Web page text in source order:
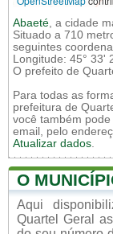
Abaeté, a cidade
Situado a 710
seguintes
Longitude: 45° 33'
O prefeito de
Para todas as
prefeitura de
você também
email, pelo
Atualizar dados.
O
Aqui
Quartel Geral